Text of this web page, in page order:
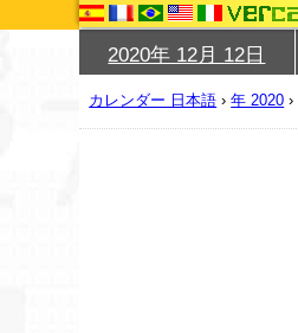
2020年 12月 12日
カレンダー 日本語 ›年 2020 ›